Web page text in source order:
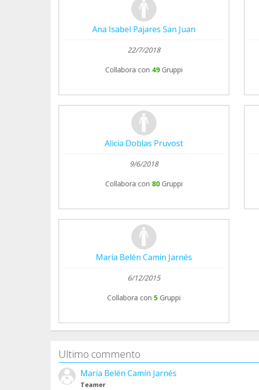
Ana Isabel Pajares San Juan
22/7/2018
Collabora con 49 Gruppi
Alicia Doblas Pruvost
9/6/2018
Collabora con 80 Gruppi
María Belén Camín Jarnés
6/12/2015
Collabora con 5 Gruppi
Ultimo commento
María Belén Camín Jarnés
Teamer